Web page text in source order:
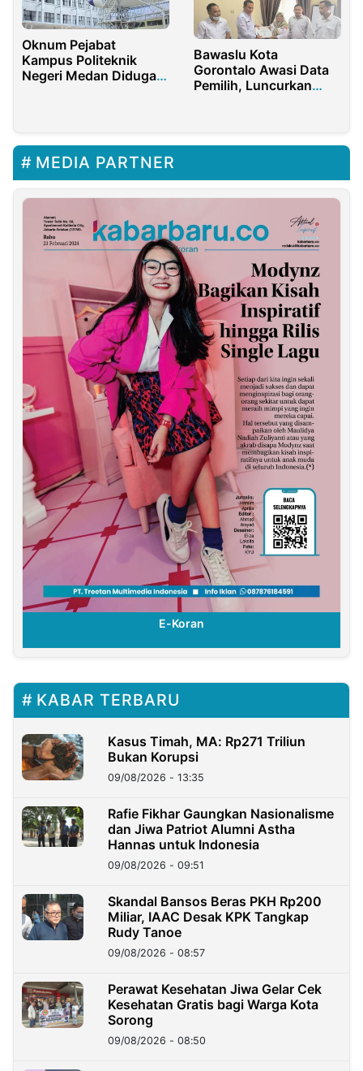
Oknum Pejabat
Kampus Politeknik
Negeri Medan Diduga
Bawaslu Kota
Gorontalo Awasi Data
Pemilih, Luncurkan
MEDIA PARTNER
E-Koran
KABAR TERBARU
Kasus Timah, MA: Rp271 Triliun
Bukan Korupsi
09/08/2026 - 13:35
Rafie Fikhar Gaungkan Nasionalisme
dan Jiwa Patriot Alumni Astha
Hannas untuk Indonesia
09/08/2026 - 09:51
Skandal Bansos Beras PKH Rp200
Miliar, IAAC Desak KPK Tangkap
Rudy Tanoe
09/08/2026 - 08:57
Perawat Kesehatan Jiwa Gelar Cek
Kesehatan Gratis bagi Warga Kota
Sorong
09/08/2026 - 08:50